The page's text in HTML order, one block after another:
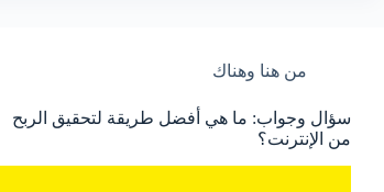
من هنا وهناك
سؤال وجواب: ما هي أفضل طريقة لتحقيق الربح
من الإنترنت؟